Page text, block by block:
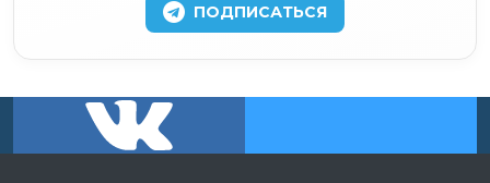
ПОДПИСАТЬСЯ